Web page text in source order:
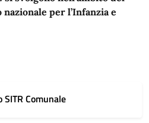
per l’Infanzia e
Comunale